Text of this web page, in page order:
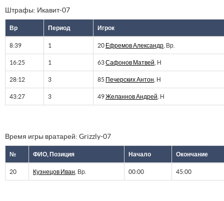
Штрафы: Икавит-07
Вр Период Игрок
8:39 1 20 Ефремов Александр , Вр.
16:25 1 63Сафонов Матвей , Н
28:12 3 85 Печерских Антон , Н
43:27 3 49Желаннов Андрей , Н
Время игры вратарей: Grizzly-07
№ ФИО, Позиция Начало Окончание
20 Кузнецов Иван , Вр. 00:00 45:00